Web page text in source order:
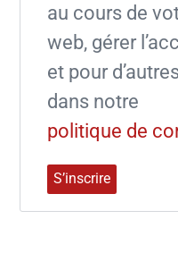
au cours de
web, gérer
et pour
dans notre
politique de
S’inscrire